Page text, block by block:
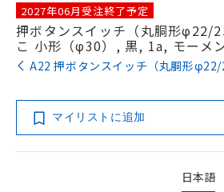
2027年06月受注終了予定
押ボタンスイッチ（丸胴形φ22/
こ 小形（φ30）, 黒, 1a, モーメ
A22 押ボタンスイッチ（丸胴形
マイリストに追加
日本語